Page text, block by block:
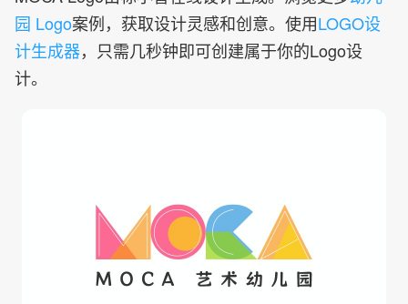
LOGO模板
园 Logo案例，获取设计灵感和创意。使用LOGO设
计生成器，只需几秒钟即可创建属于你的Logo设
计。